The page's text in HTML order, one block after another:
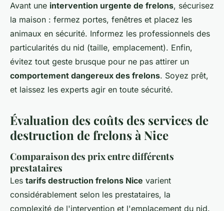
Avant une intervention urgente de frelons, sécurisez
la maison : fermez portes, fenêtres et placez les
animaux en sécurité. Informez les professionnels des
particularités du nid (taille, emplacement). Enfin,
évitez tout geste brusque pour ne pas attirer un
comportement dangereux des frelons. Soyez prêt,
et laissez les experts agir en toute sécurité.
Évaluation des coûts des services de
destruction de frelons à Nice
Comparaison des prix entre différents
prestataires
Les tarifs destruction frelons Nice varient
considérablement selon les prestataires, la
complexité de l'intervention et l'emplacement du nid.